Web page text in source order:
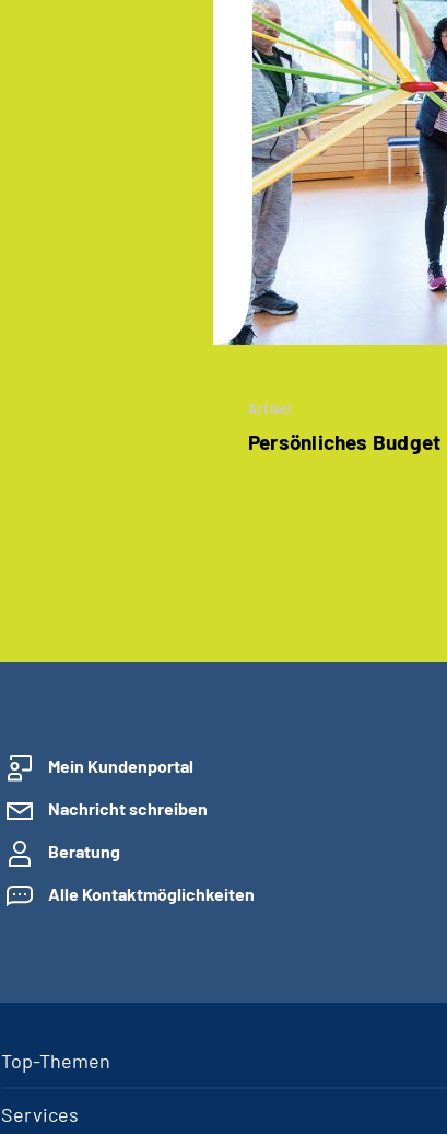
Artikel
Persönliches Budget
Mein Kundenportal
Nachricht schreiben
Beratung
Alle Kontaktmöglichkeiten
Top-Themen
Services